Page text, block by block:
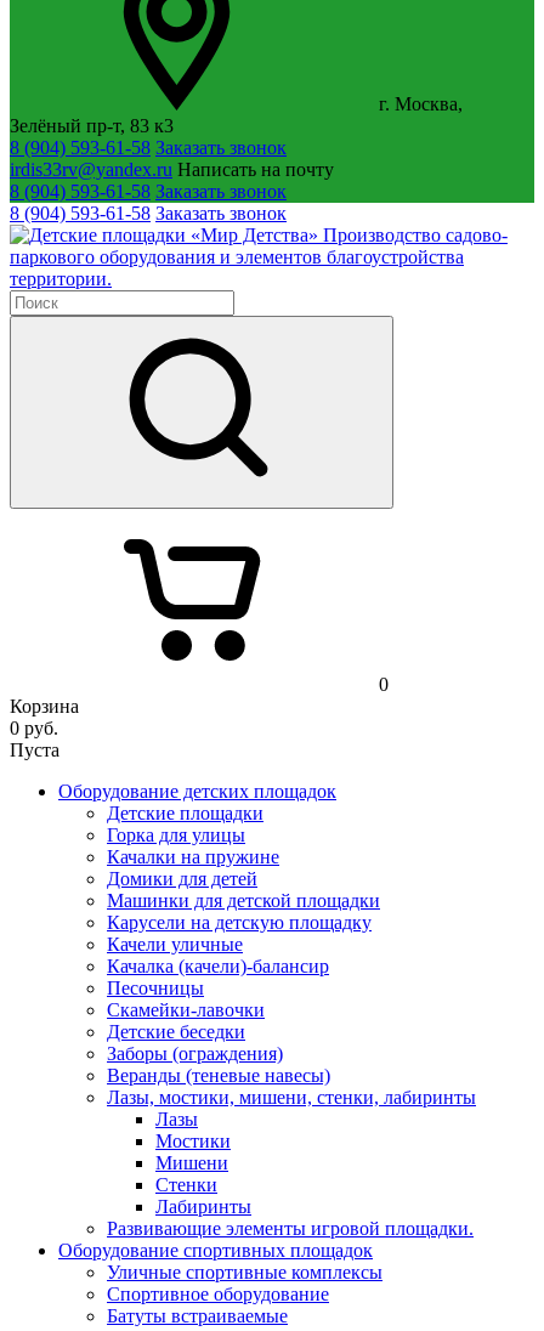
г. Москва,
Зелёный пр-т, 83 к3
8 (904) 593-61-58 Заказать звонок
irdis33rv@yandex.ru Написать на почту
8 (904) 593-61-58 Заказать звонок
8 (904) 593-61-58 Заказать звонок
Производство садово-
паркового оборудования и элементов благоустройства
территории.
0
Корзина
0 руб.
Пуста
Оборудование детских площадок
Детские площадки
Горка для улицы
Качалки на пружине
Домики для детей
Машинки для детской площадки
Карусели на детскую площадку
Качели уличные
Качалка (качели)-балансир
Песочницы
Скамейки-лавочки
Детские беседки
Заборы (ограждения)
Веранды (теневые навесы)
Лазы, мостики, мишени, стенки, лабиринты
Лазы
Мостики
Мишени
Стенки
Лабиринты
Развивающие элементы игровой площадки.
Оборудование спортивных площадок
Уличные спортивные комплексы
Спортивное оборудование
Батуты встраиваемые